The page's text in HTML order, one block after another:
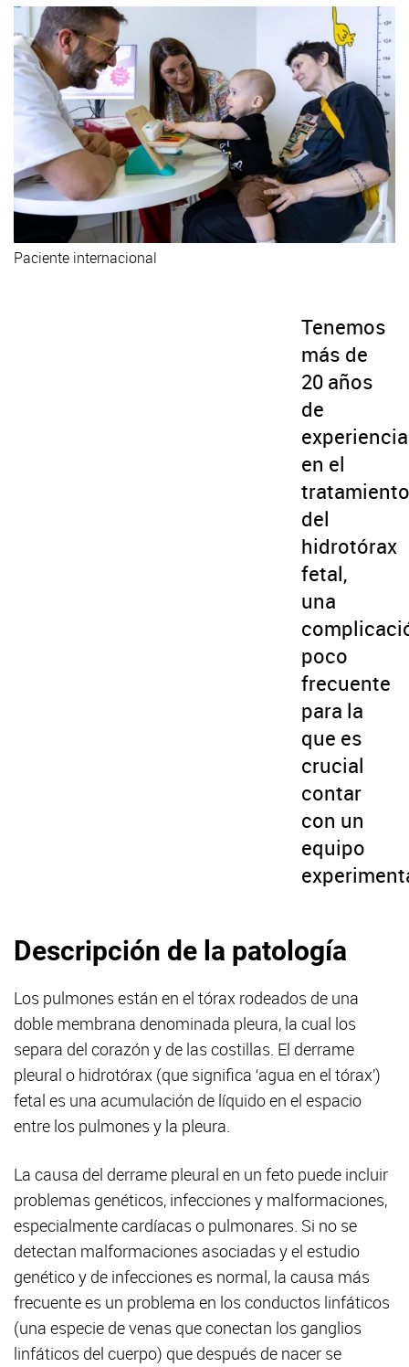
Paciente internacional
Tenemos
más de
20 años
de
experiencia
en el
tratamiento
del
hidrotórax
fetal,
una
poco
frecuente
para la
que es
crucial
contar
con un
equipo
Descripción de la patología
Los pulmones están en el tórax rodeados de una
doble membrana denominada pleura, la cual los
separa del corazón y de las costillas. El derrame
pleural o hidrotórax (que significa ‘agua en el tórax’)
fetal es una acumulación de líquido en el espacio
entre los pulmones y la pleura.
La causa del derrame pleural en un feto puede incluir
problemas genéticos, infecciones y malformaciones,
especialmente cardíacas o pulmonares. Si no se
detectan malformaciones asociadas y el estudio
genético y de infecciones es normal, la causa más
frecuente es un problema en los conductos linfáticos
(una especie de venas que conectan los ganglios
linfáticos del cuerpo) que después de nacer se